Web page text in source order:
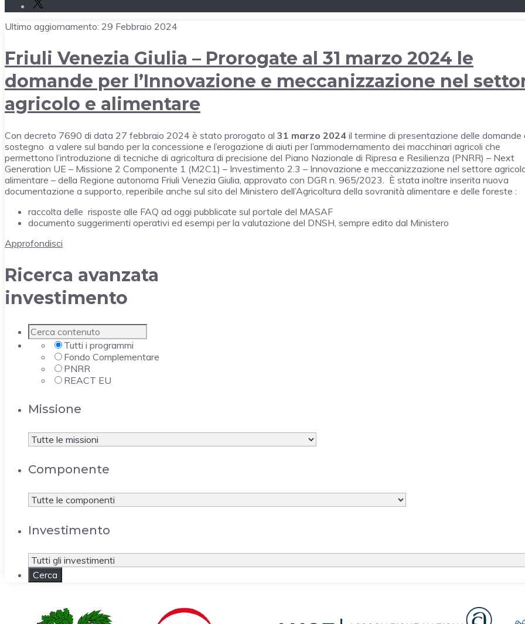
Ultimo aggiornamento: 29 Febbraio 2024
Friuli Venezia Giulia – Prorogate al 31 marzo 2024 le
domande per l’Innovazione e meccanizzazione nel
agricolo e alimentare
Con decreto 7690 di data 27 febbraio 2024 è stato prorogato al 31 marzo 2024 il termine di presentazione delle domande
sostegno a valere sul bando per la concessione e l’erogazione di aiuti per l’ammodernamento dei macchinari agricoli che
permettono l’introduzione di tecniche di agricoltura di precisione del Piano Nazionale di Ripresa e Resilienza (PNRR) – Next
Generation UE – Missione 2 Componente 1 (M2C1) – Investimento 2.3 – Innovazione e meccanizzazione nel settore
alimentare – della Regione autonoma Friuli Venezia Giulia, approvato con DGR n. 965/2023. È stata inoltre inserita nuova
documentazione a supporto, reperibile anche sul sito del Ministero dell’Agricoltura della sovranità alimentare e delle foreste :
raccolta delle risposte alle FAQ ad oggi pubblicate sul portale del MASAF
documento suggerimenti operativi ed esempi per la valutazione del DNSH, sempre edito dal Ministero
Approfondisci
Ricerca avanzata
investimento
Tutti i programmi
Fondo Complementare
PNRR
REACT EU
Missione
Componente
Investimento